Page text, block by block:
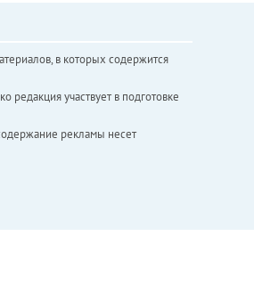
в которых содержится
участвует в подготовке
рекламы несет